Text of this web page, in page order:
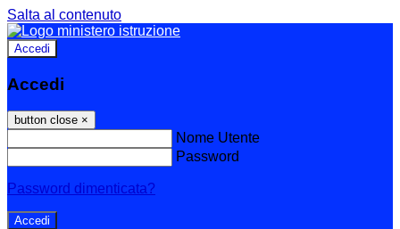
Salta al contenuto
Accedi
Accedi
button close ×
Nome Utente
Password
Password dimenticata?